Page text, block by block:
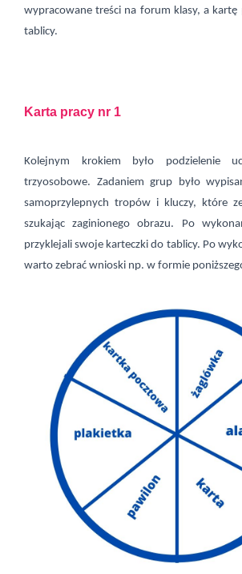
wypracowane treści na forum klasy, a kartę
tablicy.
Karta pracy nr 1
Kolejnym krokiem było podzielenie
trzyosobowe. Zadaniem grup było
samoprzylepnych tropów i kluczy, które
szukając zaginionego obrazu. Po
przyklejali swoje karteczki do tablicy. Po
warto zebrać wnioski np. w formie